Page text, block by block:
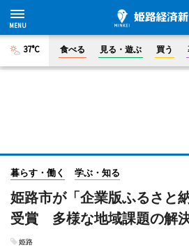
37°C 食べる 見る・遊ぶ 買う
暮らす・働く 学ぶ・知る
姫路市が「企業版ふるさと
受賞 多様な地域課題の解
姫路